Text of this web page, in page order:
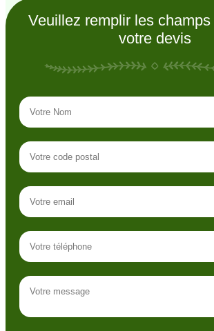
Veuillez remplir les
votre devis